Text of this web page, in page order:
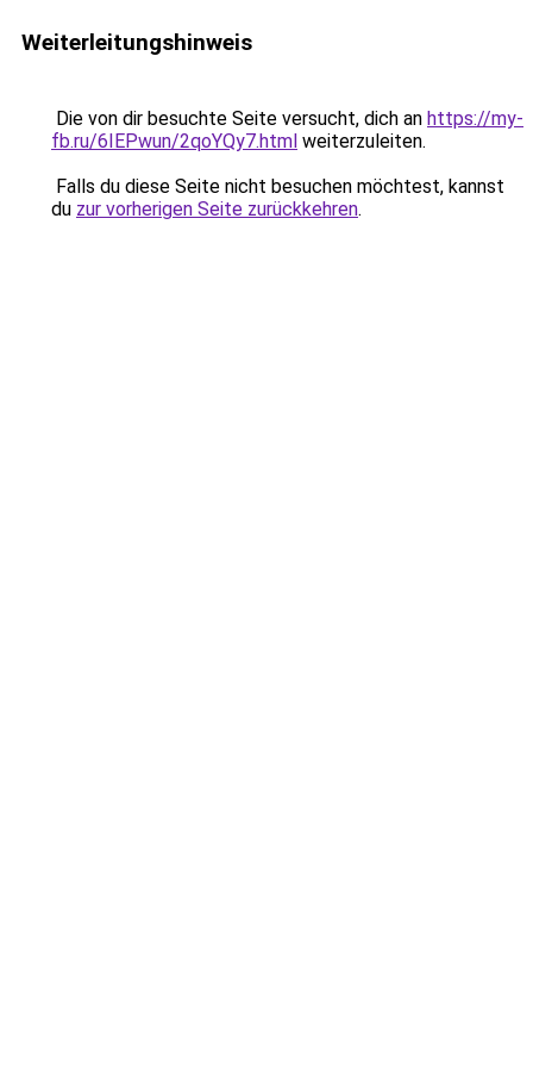
Weiterleitungshinweis
Die von dir besuchte Seite versucht, dich an https://my-
fb.ru/6IEPwun/2qoYQy7.html weiterzuleiten.
Falls du diese Seite nicht besuchen möchtest, kannst
du zur vorherigen Seite zurückkehren.